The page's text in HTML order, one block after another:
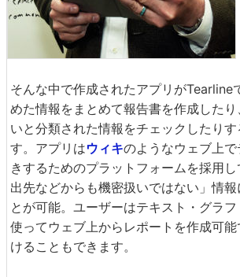
そんな中で作成されたアプリがTearline
めた情報をまとめて報告書を作成した
いと分類された情報をチェックしたりす
す。アプリはウィキのようなウェブ上
きするためのプラットフォームを採用
出先などからも機密扱いではない」情
とが可能。ユーザーはテキスト・グラ
使ってウェブ上からレポートを作成可
けることもできます。